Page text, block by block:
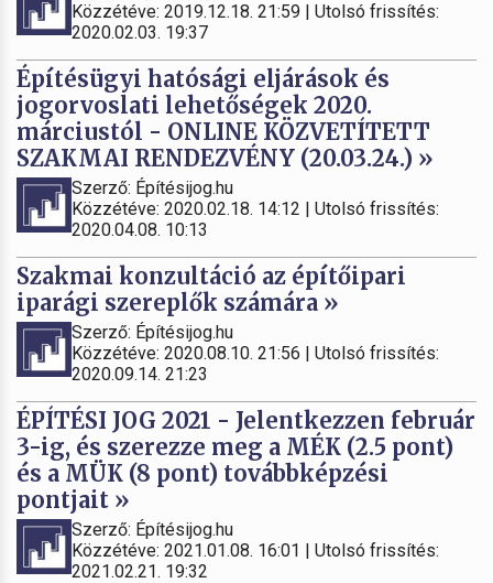
Közzétéve: 2019.12.18. 21:59 | Utolsó frissítés:
2020.02.03. 19:37
Építésügyi hatósági eljárások és
jogorvoslati lehetőségek 2020.
márciustól - ONLINE KÖZVETÍTETT
SZAKMAI RENDEZVÉNY (20.03.24.) »
Szerző: Építésijog.hu
Közzétéve: 2020.02.18. 14:12 | Utolsó frissítés:
2020.04.08. 10:13
Szakmai konzultáció az építőipari
iparági szereplők számára »
Szerző: Építésijog.hu
Közzétéve: 2020.08.10. 21:56 | Utolsó frissítés:
2020.09.14. 21:23
ÉPÍTÉSI JOG 2021 - Jelentkezzen február
3-ig, és szerezze meg a MÉK (2.5 pont)
és a MÜK (8 pont) továbbképzési
pontjait »
Szerző: Építésijog.hu
Közzétéve: 2021.01.08. 16:01 | Utolsó frissítés:
2021.02.21. 19:32